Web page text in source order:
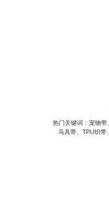
热门关键词：宠物
马具带、TPU织带